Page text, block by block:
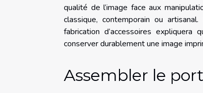
qualité de l’image face aux
classique, contemporain ou
fabrication d’accessoires
conserver durablement une image
Assembler le